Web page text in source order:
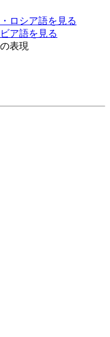
ロシア語を見る
ア語を見る
の表現